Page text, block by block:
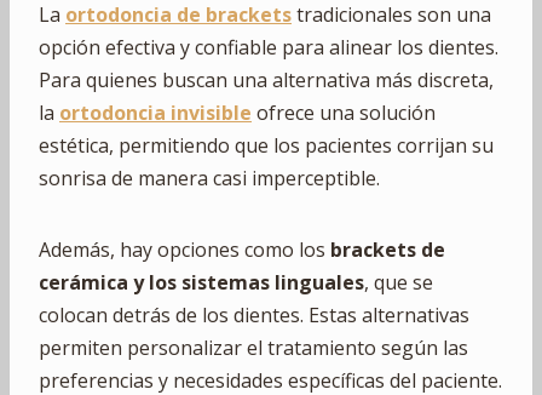
La ortodoncia de bracketstradicionales son una
opción efectiva y confiable para alinear los dientes.
Para quienes buscan una alternativa más discreta,
la ortodoncia invisible ofrece una solución
estética, permitiendo que los pacientes corrijan su
sonrisa de manera casi imperceptible.
Además, hay opciones como los brackets de
cerámica y los sistemas linguales, que se
colocan detrás de los dientes. Estas alternativas
permiten personalizar el tratamiento según las
preferencias y necesidades específicas del paciente.